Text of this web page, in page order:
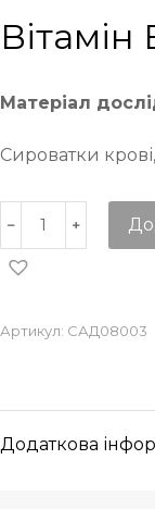
Вітамін
Матеріал
Сироватки
Артикул: САД08003
Додаткова